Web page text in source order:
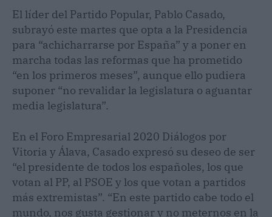
El líder del Partido Popular, Pablo Casado,
subrayó este martes que opta a la Presidencia
para “achicharrarse por España” y a poner en
marcha todas las reformas que ha prometido
“en los primeros meses”, aunque ello pudiera
suponer “no revalidar la legislatura o aguantar
media legislatura”.
En el Foro Empresarial 2020 Diálogos por
Vitoria y Álava, Casado expresó su deseo de ser
“el presidente de todos los españoles, los que
votan al PP, al PSOE y los que votan a partidos
más extremistas”. “En este partido cabe todo el
mundo, nos gusta gestionar y no meternos en la